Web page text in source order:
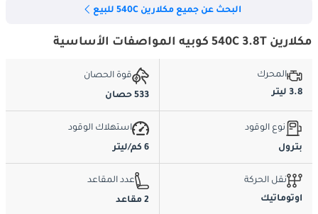
البحث عن جميع مكلارين 540C للبيع
مكلارين 540C 3.8T كوبيه المواصفات الأساسية
المحرك
3.8 ليتر
قوة الحصان
533 حصان
نوع الوقود
بترول
استهلاك الوقود
6 كم/ليتر
نقل الحركة
اوتوماتيك
عدد المقاعد
2 مقاعد